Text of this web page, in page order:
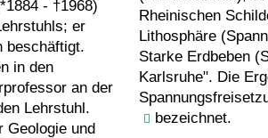
- †1968)
er
beschäftigt.
in den
an der
Lehrstuhl.
Geologie und
Rheinischen
Lithosphäre
Starke Erdbeben
Karlsruhe". Die
bezeichnet.